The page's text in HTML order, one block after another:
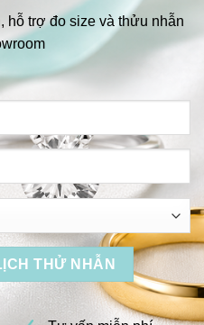
hỗ trợ đo size và thửu nhẫn